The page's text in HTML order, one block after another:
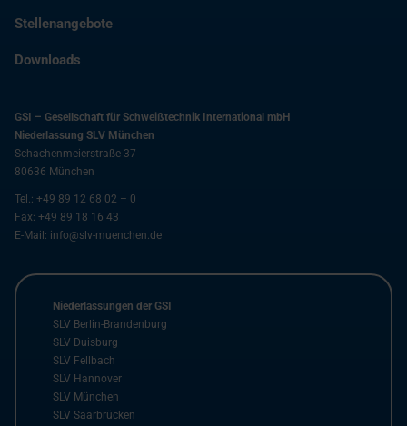
Stellenangebote
Downloads
GSI – Gesellschaft für Schweißtechnik International mbH
Niederlassung SLV München
Schachenmeierstraße 37
80636 München
Tel.: +49 89 12 68 02 – 0
Fax: +49 89 18 16 43
E-Mail: info@slv-muenchen.de
Niederlassungen der GSI
SLV Berlin-Brandenburg
SLV Duisburg
SLV Fellbach
SLV Hannover
SLV München
SLV Saarbrücken